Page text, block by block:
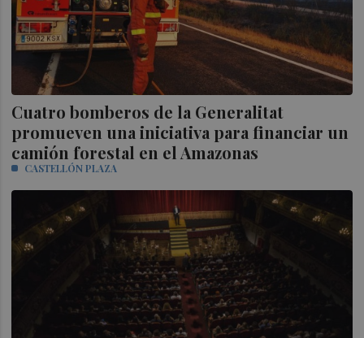
Cuatro bomberos de la Generalitat
promueven una iniciativa para financiar un
camión forestal en el Amazonas
CASTELLÓN PLAZA